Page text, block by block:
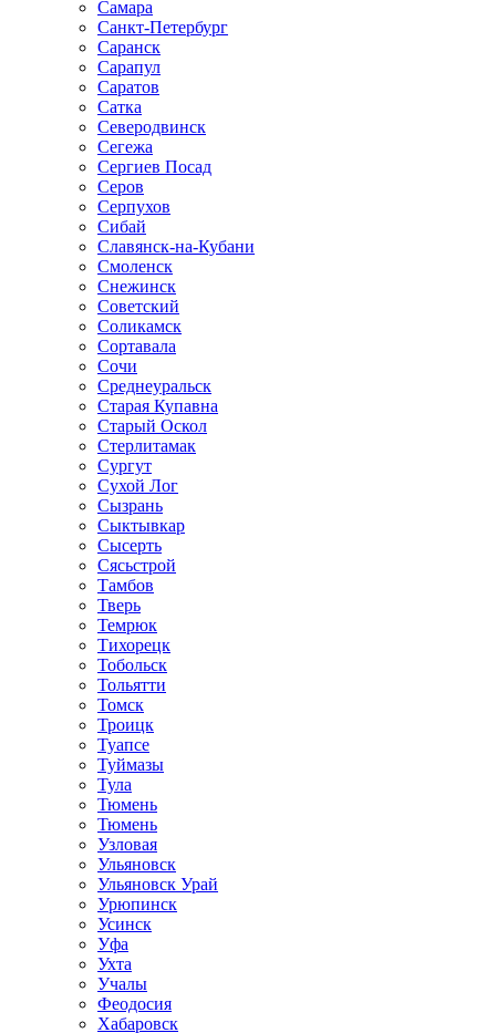
Самара
Санкт-Петербург
Саранск
Сарапул
Саратов
Сатка
Северодвинск
Сегежа
Сергиев Посад
Серов
Серпухов
Сибай
Славянск-на-Кубани
Смоленск
Снежинск
Советский
Соликамск
Сортавала
Сочи
Среднеуральск
Старая Купавна
Старый Оскол
Стерлитамак
Сургут
Сухой Лог
Сызрань
Сыктывкар
Сысерть
Сясьстрой
Тамбов
Тверь
Темрюк
Тихорецк
Тобольск
Тольятти
Томск
Троицк
Туапсе
Туймазы
Тула
Тюмень
Тюмень
Узловая
Ульяновск
Ульяновск Урай
Урюпинск
Усинск
Уфа
Ухта
Учалы
Феодосия
Хабаровск